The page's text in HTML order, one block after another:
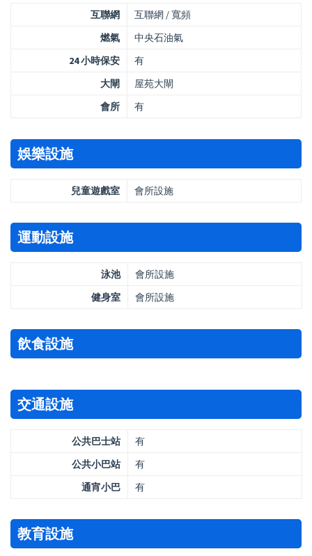
互聯網
互聯網 / 寬頻
燃氣
中央石油氣
24 小時保安
有
大閘
屋苑大閘
會所
有
娛樂設施
兒童遊戲室 會所設施
運動設施
泳池
會所設施
健身室
會所設施
飲食設施
交通設施
公共巴士站
有
公共小巴站
有
通宵小巴
有
教育設施